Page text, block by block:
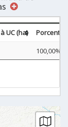
UC (ha)
100,00%